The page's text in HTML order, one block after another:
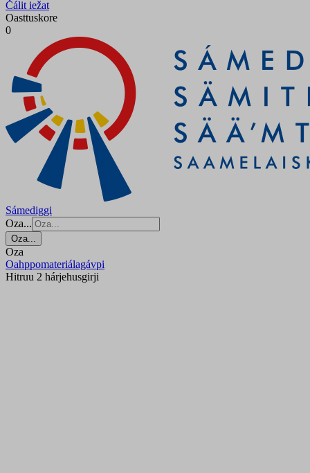
Čálit iežat
Oasttuskore
0
Sámediggi
Oza...
Oza...
Oza
Oahppomateriálagávpi
Hitruu 2 hárjehusgirji